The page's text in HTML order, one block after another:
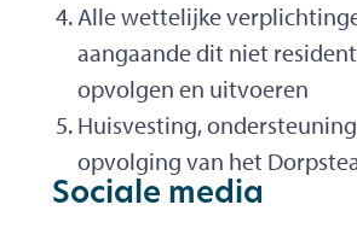
Alle wettelijke
aangaande dit niet
opvolgen en uitvoeren
Huisvesting,
opvolging van het
Sociale media